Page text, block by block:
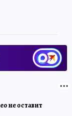
не оставит